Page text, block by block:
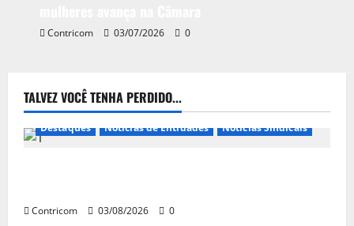
Contricom 03/07/2026 0
TALVEZ VOCÊ TENHA PERDIDO...
Destaques Notícias de Entidades Notícias Sindicais
Contricom 03/08/2026
0